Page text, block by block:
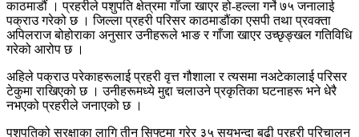
काठमाडौं । प्रहरीले पशुपति क्षेत्रमा गाँजा खाएर हो-हल्ला गर्ने ७५ जनालाई
पक्राउ गरेको छ । जिल्ला प्रहरी परिसर काठमाडौंका एसपी तथा प्रवक्ता
अपिलराज बोहोराका अनुसार उनीहरूले भाङ र गाँजा खाएर उच्छृङ्खल गतिविधि
गरेको आरोप छ ।
अहिले पक्राउ परेकाहरूलाई प्रहरी वृत्त गौशाला र त्यसमा नअटेकालाई परिसर
टेकुमा राखिएको छ । उनीहरूमध्ये मुद्दा चलाउने प्रकृतिका घटनाहरू भने धेरै
नभएको प्रहरीले जनाएको छ ।
पशुपतिको सुरक्षाका लागि तीन सिफ्टमा गरेर ३५ सयभन्दा बढी प्रहरी परिचालन